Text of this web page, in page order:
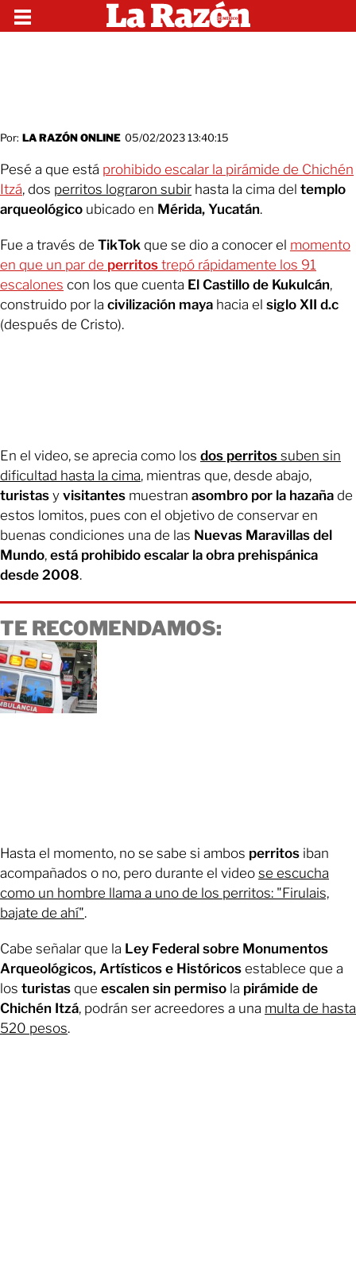
Por: LA RAZÓN ONLINE 05/02/2023 13:40:15
Pesé a que está prohibido escalar la pirámide de Chichén
Itzá, dos perritos lograron subir hasta la cima del templo
arqueológico ubicado en Mérida, Yucatán.
Fue a través de TikTok que se dio a conocer el momento
en que un par de perritos trepó rápidamente los 91
escalones con los que cuenta El Castillo de Kukulcán,
construido por la civilización maya hacia el siglo XII d.c
(después de Cristo).
En el video, se aprecia como los dos perritos suben sin
dificultad hasta la cima, mientras que, desde abajo,
turistas y visitantes muestran asombro por la hazaña de
estos lomitos, pues con el objetivo de conservar en
buenas condiciones una de las Nuevas Maravillas del
Mundo, está prohibido escalar la obra prehispánica
desde 2008.
TE RECOMENDAMOS:
Hasta el momento, no se sabe si ambos perritos iban
acompañados o no, pero durante el video se escucha
como un hombre llama a uno de los perritos: "Firulais,
bajate de ahí".
Cabe señalar que la Ley Federal sobre Monumentos
Arqueológicos, Artísticos e Históricos establece que a
los turistas que escalen sin permiso la pirámide de
Chichén Itzá, podrán ser acreedores a una multa de hasta
520 pesos.